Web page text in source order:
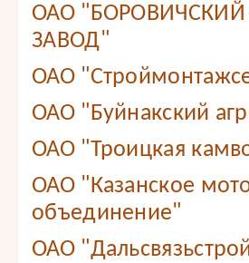
ОАО
ЗАВОД"
ОАО
ОАО "Буйнакский
ОАО "Троицкая
ОАО "Казанское
объединение"
ОАО